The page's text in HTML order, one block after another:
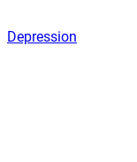
Depression